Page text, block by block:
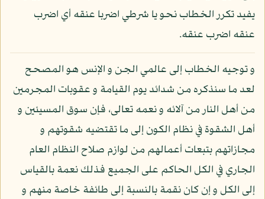
يفيد تكرر الخطاب نحو يا شرطي اضربا عنقه أي اضرب
عنقه اضرب عنقه.
و توجيه الخطاب إلى عالمي الجن و الإنس هو المصحح
لعد ما سنذكره من شدائد يوم القيامة و عقوبات المجرمين
من أهل النار من آلائه و نعمه تعالى، فإن سوق المسيئين و
أهل الشقوة في نظام الكون إلى ما تقتضيه شقوتهم و
مجازاتهم بتبعات أعمالهم من لوازم صلاح النظام العام
الجاري في الكل الحاكم على الجميع فذلك نعمة بالقياس
إلى الكل و إن كان نقمة بالنسبة إلى طائفة خاصة منهم و